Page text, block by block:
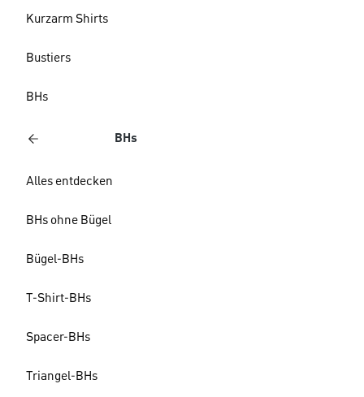
Kurzarm Shirts
Bustiers
BHs
BHs
Alles entdecken
BHs ohne Bügel
Bügel-BHs
T-Shirt-BHs
Spacer-BHs
Triangel-BHs